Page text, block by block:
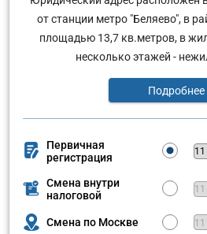
от станции метро "Беляево", в
площадью 13,7 кв.метров, в
несколько этажей -
Подробнее
Первичная
регистрация
Смена внутри
налоговой
Смена по Москве